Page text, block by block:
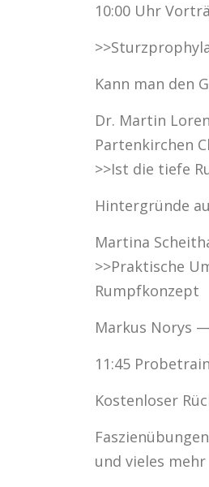
10:00 Uhr
Kann man den
Dr. Martin
Partenkirchen
>>Ist die tiefe
Hintergründe
Martina
>>Praktische
Rumpfkonzept
Markus Norys
11:45
Kostenloser
und vieles mehr